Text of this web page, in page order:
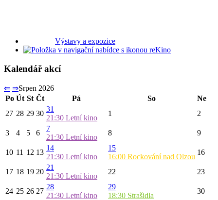
Výstavy a expozice
Kino
Kalendář akcí
⇐ ⇒Srpen 2026
Po Út St Čt Pá So
Ne
27 28 29 30
31
21:30 Letní kino
1 2
3 4 5 6
7
21:30 Letní kino
8 9
10 11 12 13
14
21:30 Letní kino
15
16:00 Rockování nad Olzou
16
17 18 19 20
21
21:30 Letní kino
22 23
24 25 26 27
28
21:30 Letní kino
29
18:30 Strašidla
30